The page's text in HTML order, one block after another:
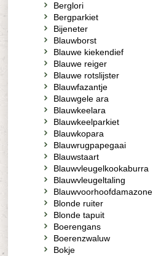
Berglori
Bergparkiet
Bijeneter
Blauwborst
Blauwe kiekendief
Blauwe reiger
Blauwe rotslijster
Blauwfazantje
Blauwgele ara
Blauwkeelara
Blauwkeelparkiet
Blauwkopara
Blauwrugpapegaai
Blauwstaart
Blauwvleugelkookaburra
Blauwvleugeltaling
Blauwvoorhoofdamazone
Blonde ruiter
Blonde tapuit
Boerengans
Boerenzwaluw
Bokje